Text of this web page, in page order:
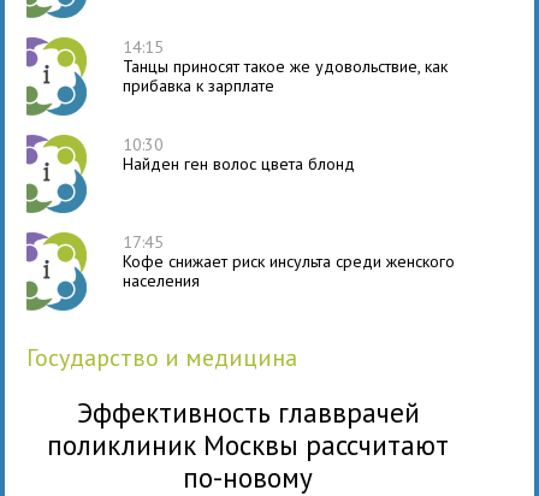
14:15
Танцы приносят такое же удовольствие, как
прибавка к зарплате
10:30
Найден ген волос цвета блонд
17:45
Кофе снижает риск инсульта среди женского
населения
государство и медицина
Эффективность главврачей
поликлиник Москвы рассчитают
по-новому